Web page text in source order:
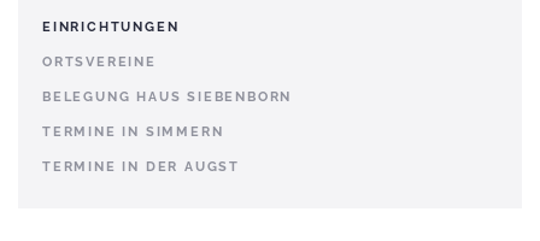
EINRICHTUNGEN
ORTSVEREINE
BELEGUNG HAUS SIEBENBORN
TERMINE IN SIMMERN
TERMINE IN DER AUGST